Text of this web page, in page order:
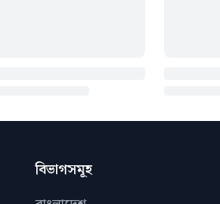
বিভাগসমূহ